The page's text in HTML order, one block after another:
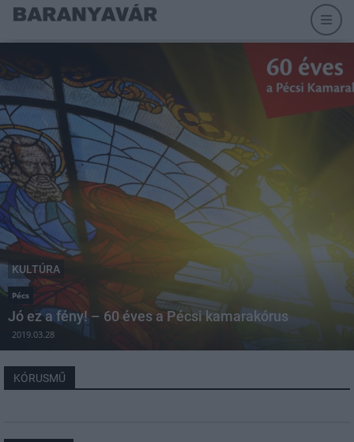
KULTÚRA
Pécs
Jó ez a fény! – 60 éves a Pécsi kamarakórus
2019.03.28
KÓRUSMŰ